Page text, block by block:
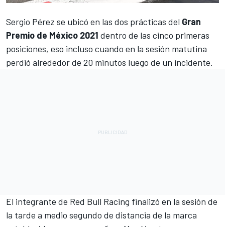
Sergio Pérez se ubicó en las dos prácticas del Gran
Premio de México 2021 dentro de las cinco primeras
posiciones, eso incluso cuando en la sesión matutina
perdió alrededor de 20 minutos luego de un incidente.
El integrante de Red Bull Racing finalizó en la sesión de
la tarde a medio segundo de distancia de la marca